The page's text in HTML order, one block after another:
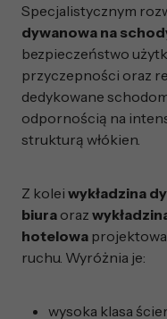
Specjalistycznym
dywanowa na
bezpieczeństwo
przyczepności oraz
dedykowane
odpornością na
strukturą włókien.
Z kolei wykładzina
biura oraz
hotelowa
ruchu. Wyróżnia je:
wysoka klasa